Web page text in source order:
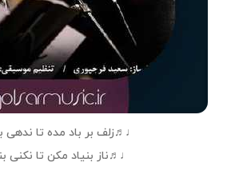
♩♬زلف بر باد مده تا ندهی
♩♬ناز بنیاد مکن تا نکنی